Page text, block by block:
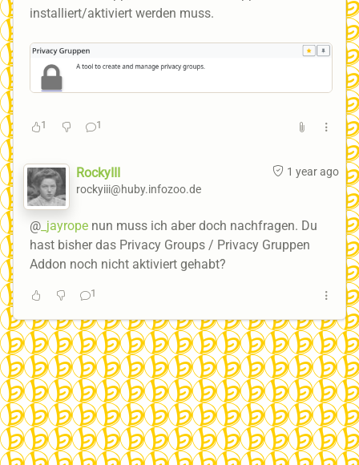
installiert/aktiviert werden muss.
1 1
1 year ago
RockyIII
rockyiii@huby.infozoo.de
@ _jayrope nun muss ich aber doch nachfragen. Du
hast bisher das Privacy Groups / Privacy Gruppen
Addon noch nicht aktiviert gehabt?
1